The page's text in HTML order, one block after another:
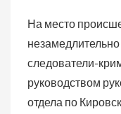
На место
следователи-
руководством
отдела по